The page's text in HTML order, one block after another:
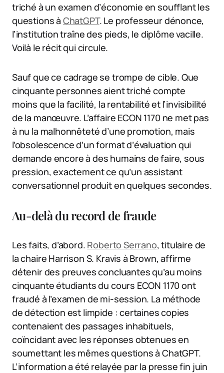
triché à un examen d’économie en soufflant les
questions à ChatGPT. Le professeur dénonce,
l’institution traîne des pieds, le diplôme vacille.
Voilà le récit qui circule.
Sauf que ce cadrage se trompe de cible. Que
cinquante personnes aient triché compte
moins que la facilité, la rentabilité et l’invisibilité
de la manœuvre. L’affaire ECON 1170 ne met pas
à nu la malhonnêteté d’une promotion, mais
l’obsolescence d’un format d’évaluation qui
demande encore à des humains de faire, sous
pression, exactement ce qu’un assistant
conversationnel produit en quelques secondes.
Au-delà du record de fraude
Les faits, d’abord. Roberto Serrano, titulaire de
la chaire Harrison S. Kravis à Brown, affirme
détenir des preuves concluantes qu’au moins
cinquante étudiants du cours ECON 1170 ont
fraudé à l’examen de mi-session. La méthode
de détection est limpide : certaines copies
contenaient des passages inhabituels,
coïncidant avec les réponses obtenues en
soumettant les mêmes questions à ChatGPT.
L’information a été relayée par la presse fin juin